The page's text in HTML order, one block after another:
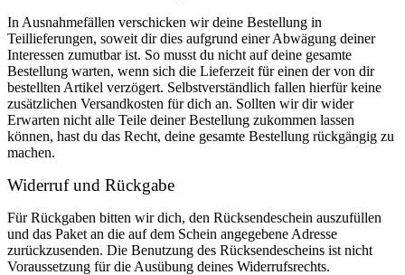
In Ausnahmefällen verschicken wir deine Bestellung in
Teillieferungen, soweit dir dies aufgrund einer Abwägung deiner
Interessen zumutbar ist. So musst du nicht auf deine gesamte
Bestellung warten, wenn sich die Lieferzeit für einen der von dir
bestellten Artikel verzögert. Selbstverständlich fallen hierfür keine
zusätzlichen Versandkosten für dich an. Sollten wir dir wider
Erwarten nicht alle Teile deiner Bestellung zukommen lassen
können, hast du das Recht, deine gesamte Bestellung rückgängig zu
machen.
Widerruf und Rückgabe
Für Rückgaben bitten wir dich, den Rücksendeschein auszufüllen
und das Paket an die auf dem Schein angegebene Adresse
zurückzusenden. Die Benutzung des Rücksendescheins ist nicht
Voraussetzung für die Ausübung deines Widerrufsrechts.